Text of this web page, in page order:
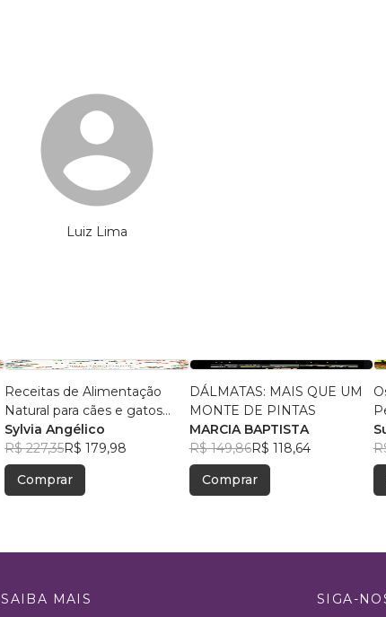
Luiz Lima
Receitas de Alimentação
Natural para cães e gatos
(PRETO E BRANCO)
Sylvia Angélico
R$ 227,35R$ 179,98
Comprar
DÁLMATAS: MAIS QUE UM
MONTE DE PINTAS
MARCIA BAPTISTA
R$ 149,86R$ 118,64
Comprar
SAIBA MAIS SIGA-